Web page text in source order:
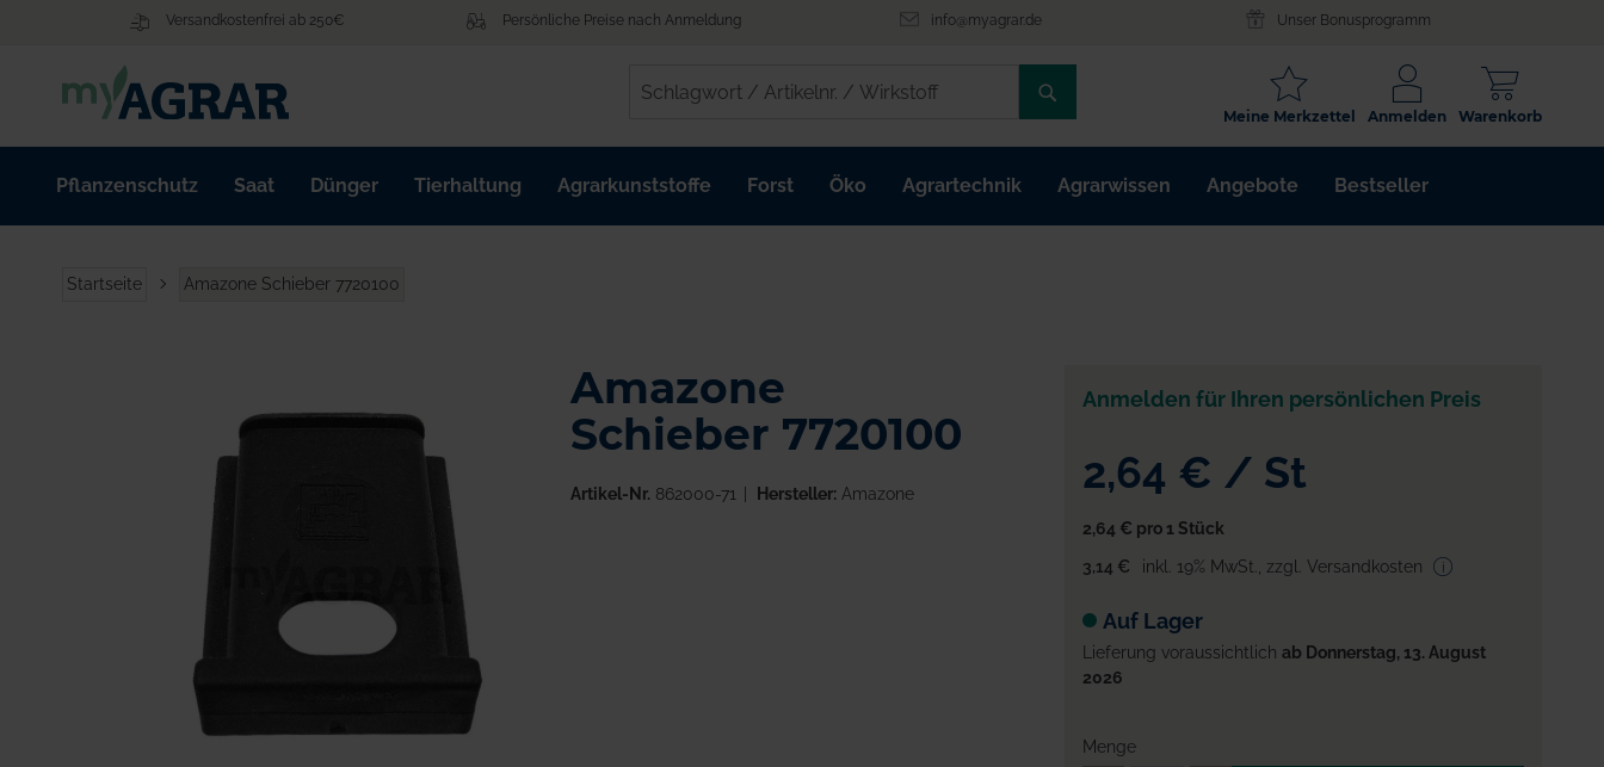
Versandkostenfrei ab 250€ Persönliche Preise nach Anmeldung info@myagrar.de Unser Bonusprogramm
/
ARTIKELNR.
/
Warenkorb
Anmelden
Meine Merkzettel
Pflanzenschutz Saat Dünger Tierhaltung Agrarkunststoffe Forst Öko Agrartechnik Agrarwissen Angebote Bestseller
Startseite Amazone Schieber 7720100
Amazone
Schieber 7720100
Artikel-Nr. 862000-71 Hersteller:Amazone
Anmelden für Ihren persönlichen Preis
2,64 € / St
2,64 € pro 1 Stück
3,14 €
inkl. 19% MwSt. zzgl. Versandkosten
Auf Lager
Lieferung voraussichtlich ab Donnerstag, 13. August
2026
Menge